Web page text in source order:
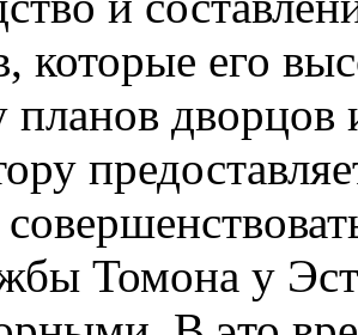
которые его
планов
Томона у